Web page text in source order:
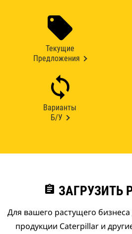
Текущие
Предложения
Варианты
Б/У
assignment ЗАГРУЗИТЬ
Для вашего растущего
продукции Caterpillar и